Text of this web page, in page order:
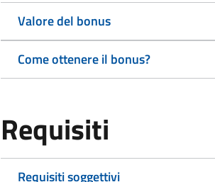
Valore del bonus
Come ottenere il bonus?
Requisiti
Requisiti soggettivi